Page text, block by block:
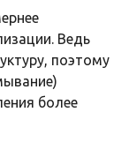
Ведь
поэтому
более